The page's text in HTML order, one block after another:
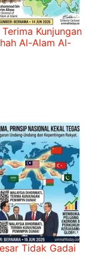
Kunjungan
Al-Alam Al-
Tidak Gadai